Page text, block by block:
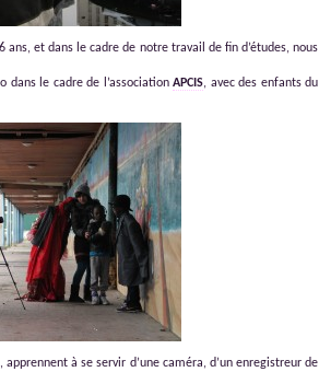
et dans le cadre de notre travail de fin d’études, nous
dans le cadre de l’associationAPCIS, avec des enfants du
à se servir d’une caméra, d’un enregistreur de